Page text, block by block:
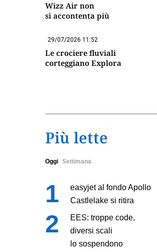
Wizz Air non
si accontenta più
29/07/2026 11:52
Le crociere fluviali
corteggiano Explora
Più lette
Oggi Settimana
easyjet al fondo Apollo
Castlelake si ritira
EES: troppe code,
diversi scali
lo sospendono